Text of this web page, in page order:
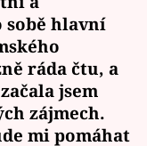
sobě hlavní
ráda čtu, a
jsem
zájmech.
mi pomáhat